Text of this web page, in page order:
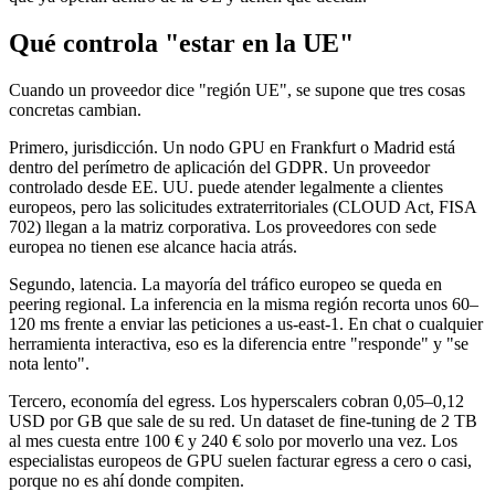
Qué controla "estar en la UE"
Cuando un proveedor dice "región UE", se supone que tres cosas
concretas cambian.
Primero, jurisdicción. Un nodo GPU en Frankfurt o Madrid está
dentro del perímetro de aplicación del GDPR. Un proveedor
controlado desde EE. UU. puede atender legalmente a clientes
europeos, pero las solicitudes extraterritoriales (CLOUD Act, FISA
702) llegan a la matriz corporativa. Los proveedores con sede
europea no tienen ese alcance hacia atrás.
Segundo, latencia. La mayoría del tráfico europeo se queda en
peering regional. La inferencia en la misma región recorta unos 60–
120 ms frente a enviar las peticiones a us-east-1. En chat o cualquier
herramienta interactiva, eso es la diferencia entre "responde" y "se
nota lento".
Tercero, economía del egress. Los hyperscalers cobran 0,05–0,12
USD por GB que sale de su red. Un dataset de fine-tuning de 2 TB
al mes cuesta entre 100 € y 240 € solo por moverlo una vez. Los
especialistas europeos de GPU suelen facturar egress a cero o casi,
porque no es ahí donde compiten.